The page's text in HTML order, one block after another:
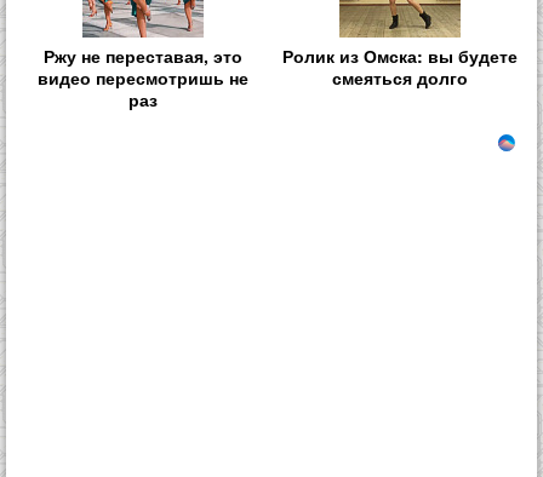
Ржу не переставая, это
видео пересмотришь не
раз
Ролик из Омска: вы будете
смеяться долго